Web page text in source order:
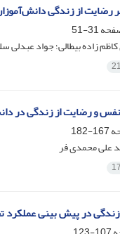
از زندگی
31-51
زاده بیطالی؛ جواد عبدلی
نفس و رضایت از زندگی در
167-182
علی محمدی فر
در پیش بینی